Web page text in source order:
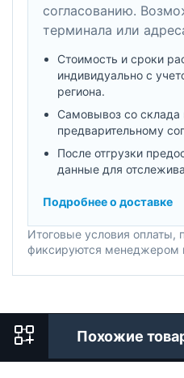
согласованию.
терминала или
Стоимость и сроки
индивидуально с
региона.
Самовывоз со
предварительному
После отгрузки
данные для
Подробнее о доставке
Итоговые условия оплаты,
фиксируются менеджером
Похожие